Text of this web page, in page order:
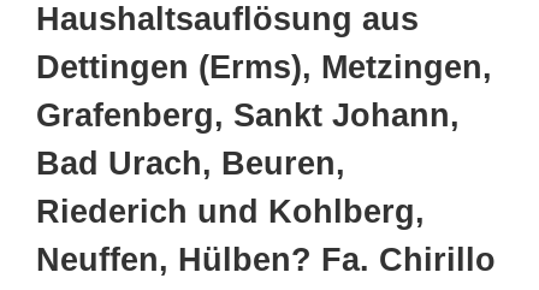
Haushaltsauflösung aus
Dettingen (Erms), Metzingen,
Grafenberg, Sankt Johann,
Bad Urach, Beuren,
Riederich und Kohlberg,
Neuffen, Hülben? Fa. Chirillo